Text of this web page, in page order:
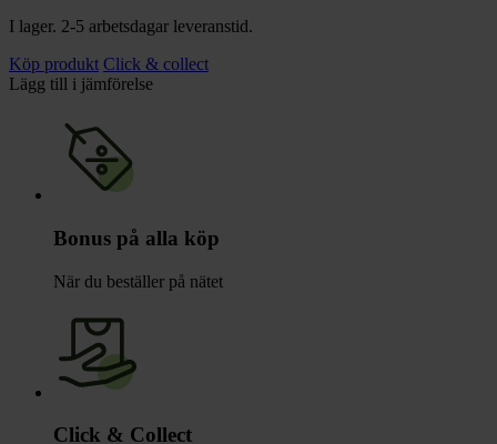
I lager. 2-5 arbetsdagar leveranstid.
Köp produkt Click & collect
Lägg till i jämförelse
Bonus på alla köp
När du beställer på nätet
Click & Collect